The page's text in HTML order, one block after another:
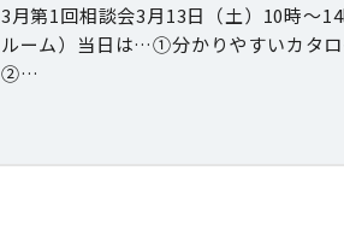
3月第1回相談会3月13日（土）10時〜
ルーム）当日は…①分かりやすいカタ
②…